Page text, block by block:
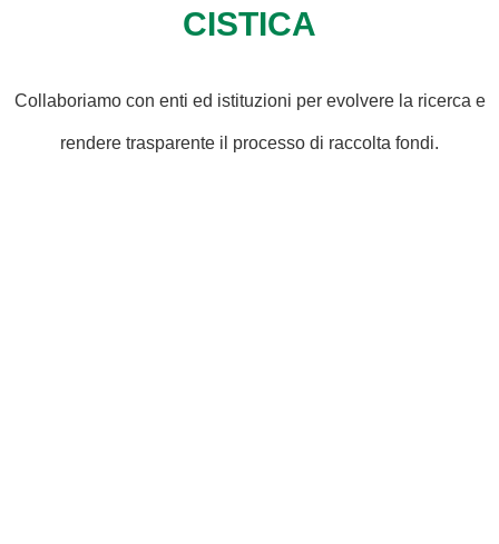
CISTICA
Collaboriamo con enti ed istituzioni per evolvere la ricerca e
rendere trasparente il processo di raccolta fondi.